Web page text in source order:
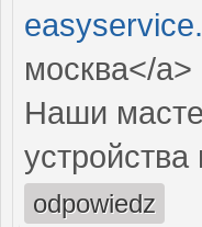
москва</a>
Наши
odpowiedz